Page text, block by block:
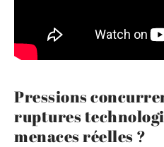
Pressions
ruptures
menaces réelles ?